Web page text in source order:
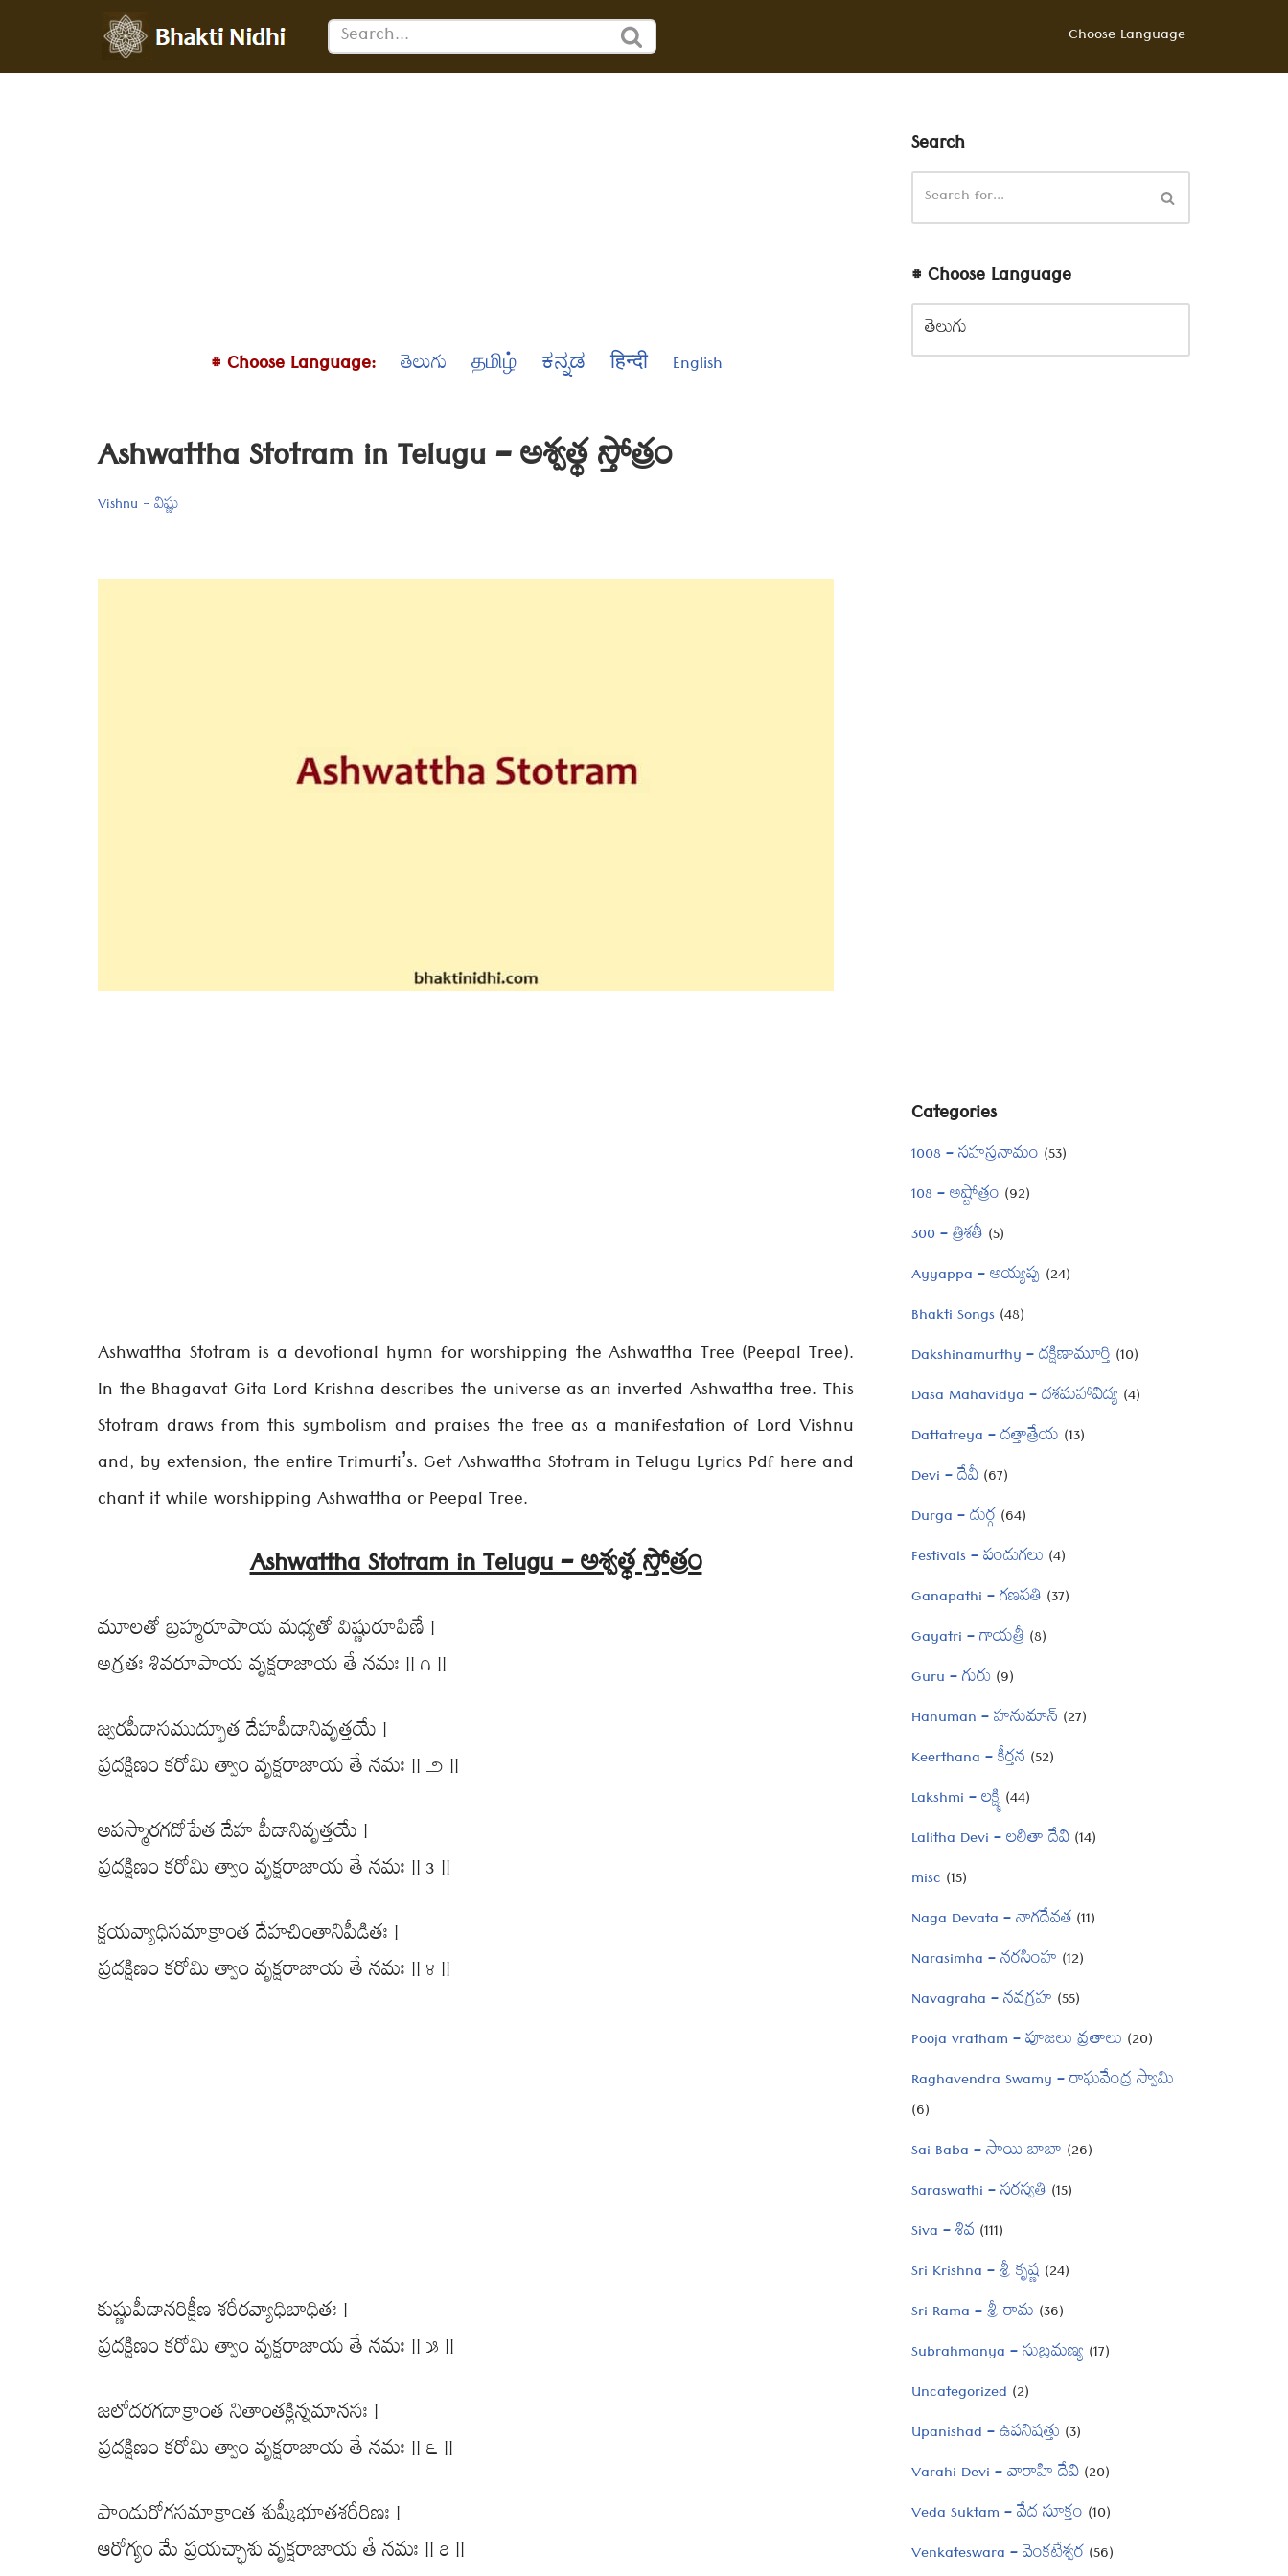
Choose Language
# Choose Language: తెలుగు தமிழ் ಕನ್ನಡ हिन्दी English
Ashwattha Stotram in Telugu – అశ్వత్థ స్తోత్రం
Vishnu - విష్ణు
Ashwattha Stotram is a devotional hymn for worshipping the Ashwattha Tree (Peepal Tree).
In the Bhagavat Gita Lord Krishna describes the universe as an inverted Ashwattha tree. This
Stotram draws from this symbolism and praises the tree as a manifestation of Lord Vishnu
and, by extension, the entire Trimurti’s. Get Ashwattha Stotram in Telugu Lyrics Pdf here and
chant it while worshipping Ashwattha or Peepal Tree.
Ashwattha Stotram in Telugu – అశ్వత్థ స్తోత్రం
మూలతో బ్రహ్మరూపాయ మధ్యతో విష్ణురూపిణే |
అగ్రతః శివరూపాయ వృక్షరాజాయ తే నమః || ౧ ||
జ్వరపీడాసముద్భూత దేహపీడానివృత్తయే |
ప్రదక్షిణం కరోమి త్వాం వృక్షరాజాయ తే నమః || ౨ ||
అపస్మారగదోపేత దేహ పీడానివృత్తయే |
ప్రదక్షిణం కరోమి త్వాం వృక్షరాజాయ తే నమః || ౩ ||
క్షయవ్యాధిసమాక్రాంత దేహచింతానిపీడితః |
ప్రదక్షిణం కరోమి త్వాం వృక్షరాజాయ తే నమః || ౪ ||
కుష్ణుపీడానరిక్షీణ శరీరవ్యాధిబాధితః |
ప్రదక్షిణం కరోమి త్వాం వృక్షరాజాయ తే నమః || ౫ ||
జలోదరగదాక్రాంత నితాంతక్లిన్నమానసః |
ప్రదక్షిణం కరోమి త్వాం వృక్షరాజాయ తే నమః || ౬ ||
పాండురోగసమాక్రాంత శుష్కీభూతశరీరిణః |
ఆరోగ్యం మే ప్రయచ్ఛాశు వృక్షరాజాయ తే నమః || ౭ ||
Search
# Choose Language
Categories
1008 – సహస్రనామం (53)
108 – అష్టోత్రం (92)
300 – త్రిశతీ (5)
Ayyappa – అయ్యప్ప (24)
Bhakti Songs(48)
Dakshinamurthy – దక్షిణామూర్తి (10)
Dasa Mahavidya – దశమహావిద్య (4)
Dattatreya – దత్తాత్రేయ (13)
Devi – దేవీ(67)
Durga – దుర్గ(64)
Festivals – పండుగలు (4)
Ganapathi – గణపతి (37)
Gayatri – గాయత్రీ (8)
Guru – గురు (9)
Hanuman – హనుమాన్ (27)
Keerthana – కీర్తన (52)
Lakshmi – లక్ష్మి(44)
Lalitha Devi – లలితా దేవి(14)
misc (15)
Naga Devata – నాగదేవత(11)
Narasimha – నరసింహ (12)
Navagraha – నవగ్రహ (55)
Pooja vratham – పూజలు వ్రతాలు (20)
Raghavendra Swamy – రాఘవేంద్ర స్వామి
(6)
Sai Baba – సాయి బాబా (26)
Saraswathi – సరస్వతి (15)
Siva – శివ (111)
Sri Krishna – శ్రీ కృష్ణ (24)
Sri Rama – శ్రీ రామ (36)
Subrahmanya – సుబ్రమణ్య (17)
Uncategorized (2)
Upanishad – ఉపనిషత్తు (3)
Varahi Devi – వారాహి దేవి(20)
Veda Suktam – వేద సూక్తం (10)
Venkateswara – వెంకటేశ్వర(56)